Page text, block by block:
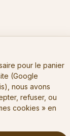
pour le panier
(Google
nous avons
refuser, ou
cookies » en